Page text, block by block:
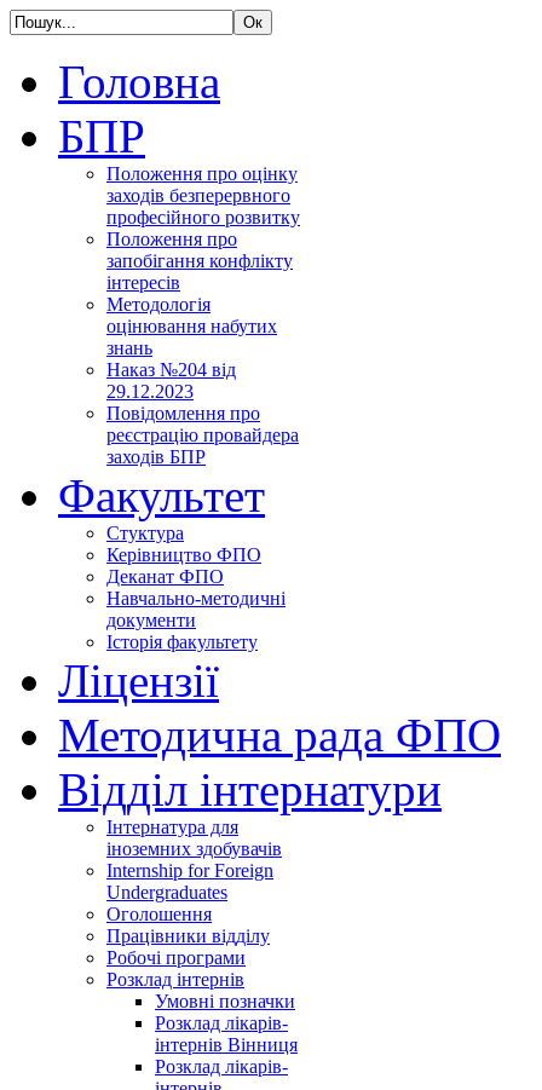
Головна
БПР
Положення про оцінку
заходів безперервного
професійного розвитку
Положення про
запобігання конфлікту
інтересів
Методологія
оцінювання набутих
знань
Наказ №204 від
29.12.2023
Повідомлення про
реєстрацію провайдера
заходів БПР
Факультет
Стуктура
Керівництво ФПО
Деканат ФПО
Навчально-методичні
документи
Історія факультету
Ліцензії
Методична рада ФПО
Відділ інтернатури
Інтернатура для
іноземних здобувачів
Internship for Foreign
Undergraduates
Оголошення
Працівники відділу
Робочі програми
Розклад інтернів
Умовні позначки
Розклад лікарів-
інтернів Вінниця
Розклад лікарів-